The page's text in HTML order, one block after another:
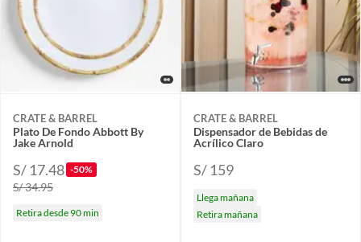
CRATE & BARREL
Plato De Fondo Abbott By
Jake Arnold
S/ 17.48 -50%
S/ 34.95
Retira desde 90 min
CRATE & BARREL
Dispensador de Bebidas de
Acrílico Claro
S/ 159
Llega mañana
Retira mañana